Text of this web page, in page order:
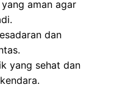
aman agar
dan
yang sehat dan